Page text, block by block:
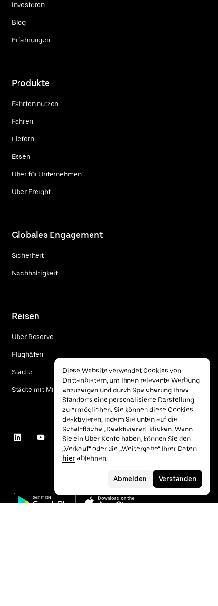
Investoren
Blog
Erfahrungen
Produkte
Fahrten nutzen
Fahren
Liefern
Essen
Uber für Unternehmen
Uber Freight
Globales Engagement
Sicherheit
Nachhaltigkeit
Reisen
Uber Reserve
Flughäfen
Städte
Städte mit Mietwagen
Diese Website verwendet Cookies von
Drittanbietern, um Ihnen relevante Werbung
anzuzeigen und durch Speicherung Ihres
Standorts eine personalisierte Darstellung
zu ermöglichen. Sie können diese Cookies
deaktivieren, indem Sie unten auf die
Schaltfläche „Deaktivieren“ klicken. Wenn
Sie ein Uber Konto haben, können Sie den
„Verkauf“ oder die „Weitergabe“ Ihrer Daten
hierablehnen.
Abmelden Verstanden